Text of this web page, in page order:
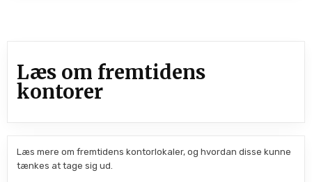
Læs om fremtidens
kontorer
Læs mere om fremtidens kontorlokaler, og hvordan disse kunne
tænkes at tage sig ud.